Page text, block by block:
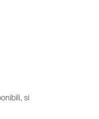
si